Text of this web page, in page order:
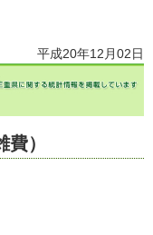
平成20年12月02日
）